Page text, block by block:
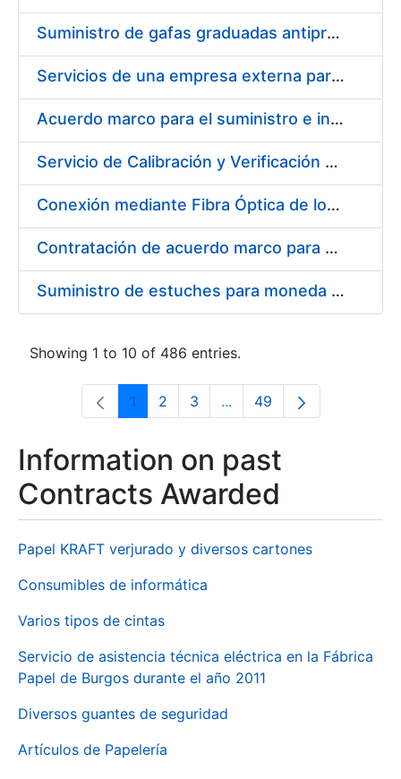
Suministro de gafas graduadas antiproyecciones para los trabajadores de la FNMT-RCM en los centros de trabajo de Madrid y Burgos
Servicios de una empresa externa para el asesoramiento y resolución de los recursos de alzada que se presentan relacionados con procesos de selección para la FNMT-RCM
Acuerdo marco para el suministro e instalación de persianas, estores y otros complementos
Servicio de Calibración y Verificación Externa de los Equipos de Medición del Servicio de Prevención de la FNMT-RCM
Conexión mediante Fibra Óptica de los Centros de Proceso de Datos (CPDs) de las sedes de la FNMT-RCM de Burgos y Madrid
Contratación de acuerdo marco para el Suministro de Material de Electricidad para la Fábrica Nacional de Moneda y Timbre-Real Casa de la Moneda en su centro de trabajo de Burgos
Suministro de estuches para moneda de 30 €
Showing 1 to 10 of 486 entries.
Page
1 Page
2 Page
3 ...Intermediate Pages Use
Page
49
Information on past
Contracts Awarded
Papel KRAFT verjurado y diversos cartones
Consumibles de informática
Varios tipos de cintas
Servicio de asistencia técnica eléctrica en la Fábrica
Papel de Burgos durante el año 2011
Diversos guantes de seguridad
Artículos de Papelería